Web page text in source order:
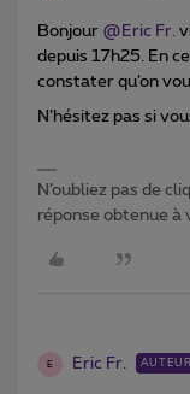
Bonjour @Eric Fr.
depuis 17h25. En
constater qu’on
N’hésitez pas si
N’oubliez pas de
réponse obtenue à
E Eric Fr. AUTEUR